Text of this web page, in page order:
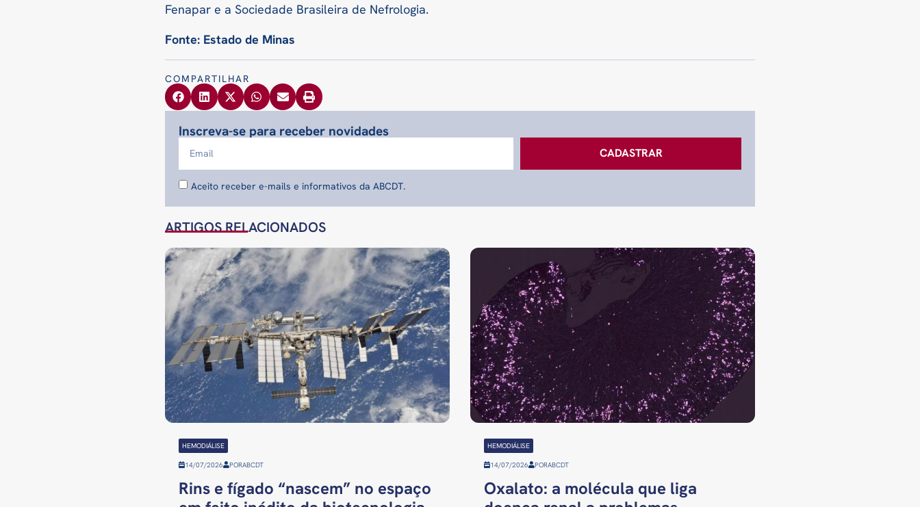
Fenapar e a Sociedade Brasileira de Nefrologia.
Fonte: Estado de Minas
COMPARTILHAR
Inscreva-se para receber novidades
Aceito receber e-mails e informativos da ABCDT.
CADASTRAR
ARTIGOS RELACIONADOS
HEMODIÁLISE
14/07/2026 PORABCDT
Rins e fígado “nascem” no espaço
HEMODIÁLISE
14/07/2026 PORABCDT
Oxalato: a molécula que liga